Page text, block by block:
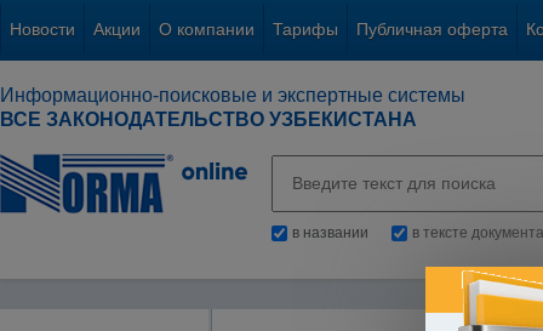
Новости Акции О компании Тарифы Публичная оферта
Информационно-поисковые и экспертные системы
ВСЕ ЗАКОНОДАТЕЛЬСТВО УЗБЕКИСТАНА
в названии в тексте документа